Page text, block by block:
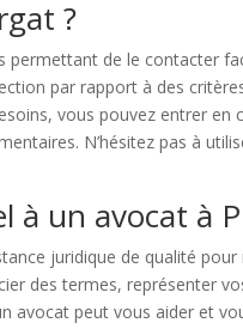
?
de le contacter
par rapport à des
vous pouvez entrer
N’hésitez pas à
à un avocat à
juridique de qualité
des termes, représenter
avocat peut vous aider et